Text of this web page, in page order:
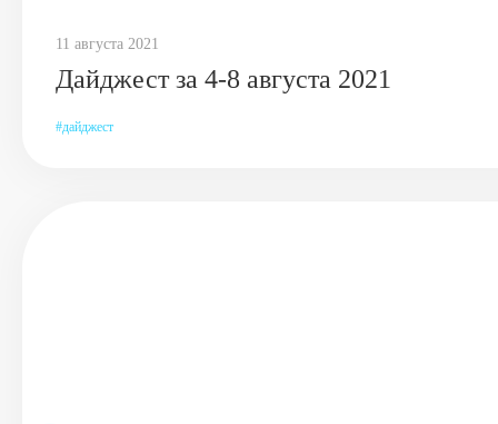
11 августа 2021
Дайджест за 4-8 августа 2021
дайджест